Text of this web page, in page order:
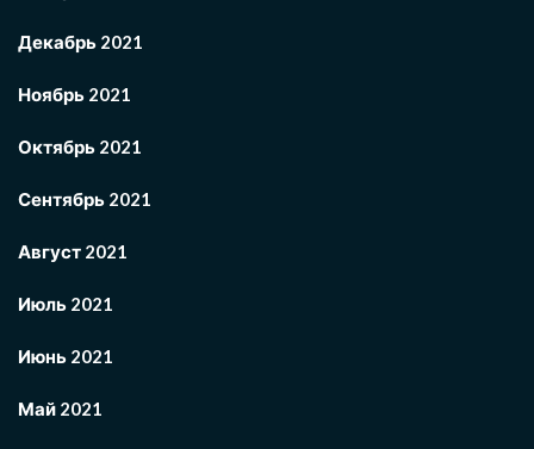
Декабрь 2021
Ноябрь 2021
Октябрь 2021
Сентябрь 2021
Август 2021
Июль 2021
Июнь 2021
Май 2021